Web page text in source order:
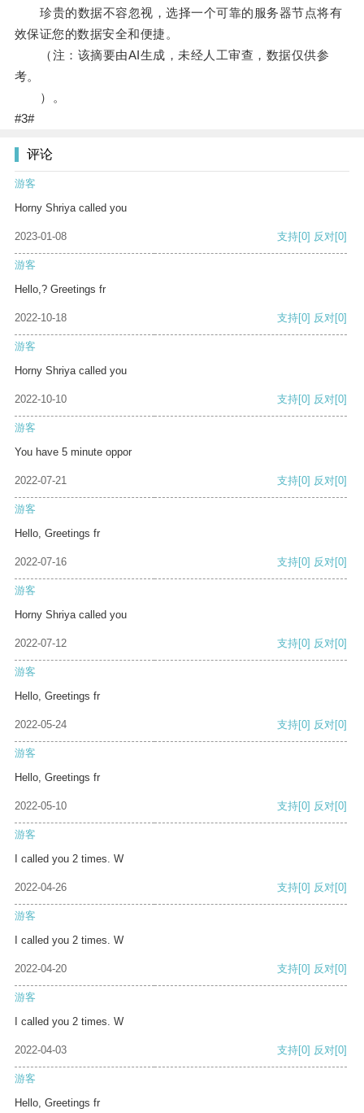
珍贵的数据不容忽视，选择一个可靠的服务器节点将有
效保证您的数据安全和便捷。
（注：该摘要由AI生成，未经人工审查，数据仅供参
考。
）。
#3#
评论
游客
Horny Shriya called you
2023-01-08 支持[0] 反对[0]
游客
Hello,? Greetings fr
2022-10-18 支持[0] 反对[0]
游客
Horny Shriya called you
2022-10-10 支持[0] 反对[0]
游客
You have 5 minute oppor
2022-07-21 支持[0] 反对[0]
游客
Hello, Greetings fr
2022-07-16 支持[0] 反对[0]
游客
Horny Shriya called you
2022-07-12 支持[0] 反对[0]
游客
Hello, Greetings fr
2022-05-24 支持[0] 反对[0]
游客
Hello, Greetings fr
2022-05-10 支持[0] 反对[0]
游客
I called you 2 times. W
2022-04-26 支持[0] 反对[0]
游客
I called you 2 times. W
2022-04-20 支持[0] 反对[0]
游客
I called you 2 times. W
2022-04-03 支持[0] 反对[0]
游客
Hello, Greetings fr